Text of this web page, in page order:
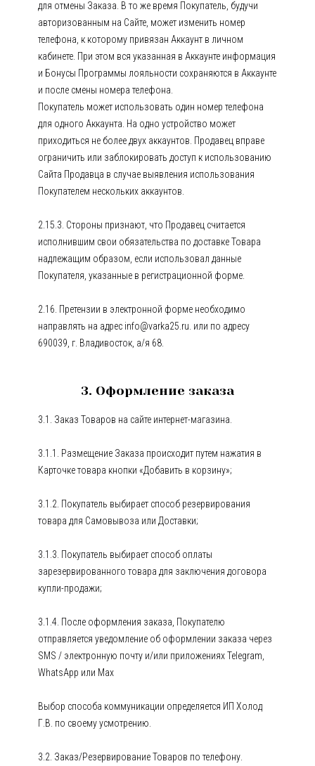
для отмены Заказа. В то же время Покупатель, будучи
авторизованным на Сайте, может изменить номер
телефона, к которому привязан Аккаунт в личном
кабинете. При этом вся указанная в Аккаунте информация
и Бонусы Программы лояльности сохраняются в Аккаунте
и после смены номера телефона.
Покупатель может использовать один номер телефона
для одного Аккаунта. На одно устройство может
приходиться не более двух аккаунтов. Продавец вправе
ограничить или заблокировать доступ к использованию
Сайта Продавца в случае выявления использования
Покупателем нескольких аккаунтов.
2.15.3. Стороны признают, что Продавец считается
исполнившим свои обязательства по доставке Товара
надлежащим образом, если использовал данные
Покупателя, указанные в регистрационной форме.
2.16. Претензии в электронной форме необходимо
направлять на адрес info@varka25.ru. или по адресу
690039, г. Владивосток, а/я 68.
3. Оформление заказа
3.1. Заказ Товаров на сайте интернет-магазина.
3.1.1. Размещение Заказа происходит путем нажатия в
Карточке товара кнопки «Добавить в корзину»;
3.1.2. Покупатель выбирает способ резервирования
товара для Самовывоза или Доставки;
3.1.3. Покупатель выбирает способ оплаты
зарезервированного товара для заключения договора
купли-продажи;
3.1.4. После оформления заказа, Покупателю
отправляется уведомление об оформлении заказа через
SMS / электронную почту и/или приложениях Telegram,
WhatsApp или Max
Выбор способа коммуникации определяется ИП Холод
Г.В. по своему усмотрению.
3.2. Заказ/Резервирование Товаров по телефону.